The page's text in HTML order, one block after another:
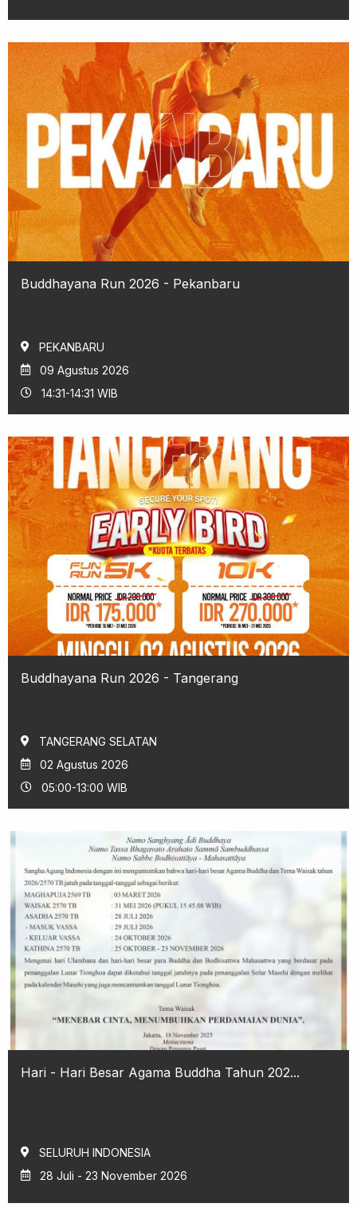
Buddhayana Run 2026 - Pekanbaru
PEKANBARU
09 Agustus 2026
14:31-14:31 WIB
Buddhayana Run 2026 - Tangerang
TANGERANG SELATAN
02 Agustus 2026
05:00-13:00 WIB
Hari - Hari Besar Agama Buddha Tahun 202...
SELURUH INDONESIA
28 Juli - 23 November 2026